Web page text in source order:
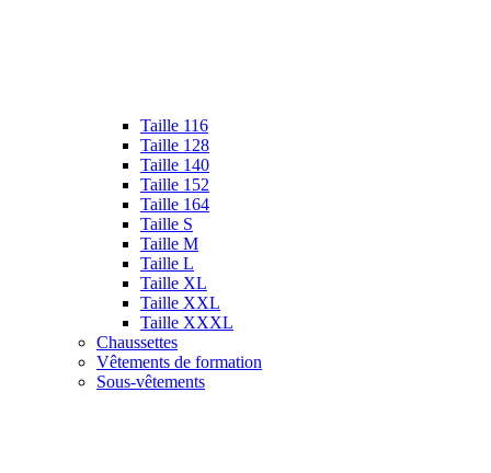
Taille 116
Taille 128
Taille 140
Taille 152
Taille 164
Taille S
Taille M
Taille L
Taille XL
Taille XXL
Taille XXXL
Chaussettes
Vêtements de formation
Sous-vêtements